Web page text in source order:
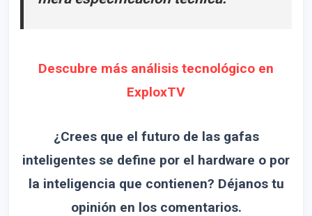
Descubre más análisis tecnológico en
ExploxTV
¿Crees que el futuro de las gafas
inteligentes se define por el hardware o por
la inteligencia que contienen? Déjanos tu
opinión en los comentarios.